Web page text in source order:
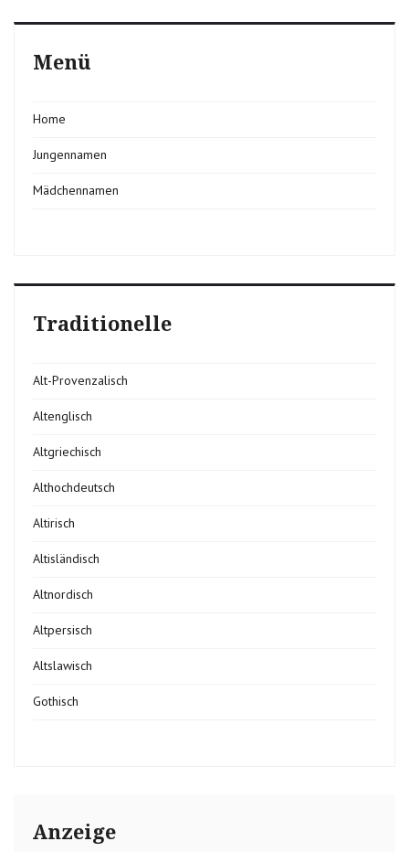
Menü
Home
Jungennamen
Mädchennamen
Traditionelle
Alt-Provenzalisch
Altenglisch
Altgriechisch
Althochdeutsch
Altirisch
Altisländisch
Altnordisch
Altpersisch
Altslawisch
Gothisch
Anzeige